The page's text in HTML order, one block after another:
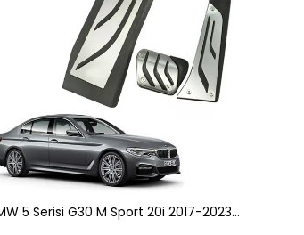
BMW 5 Serisi G30 M Sport 20i 2017-2023 Uyumlu Geçme Otomatik Pedal Seti Orijinal Siyah Krom